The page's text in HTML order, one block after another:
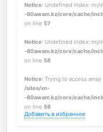
Notice: Undefined index:
-80awam.kz/core/cache/
on line 57
Notice: Undefined index:
-80awam.kz/core/cache/
on line 58
Notice: Trying to access
/sites/xn-
-80awam.kz/core/cache/
on line 58
Добавить в избранное